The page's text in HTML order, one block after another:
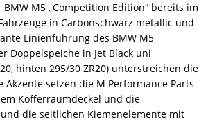
M5 „Competition Edition“ bereits im
in Carbonschwarz metallic und
Linienführung des BMW M5
Doppelspeiche in Jet Black uni
hinten 295/30 ZR20) unterstreichen die
setzen die M Performance Parts
Kofferraumdeckel und die
die seitlichen Kiemenelemente mit